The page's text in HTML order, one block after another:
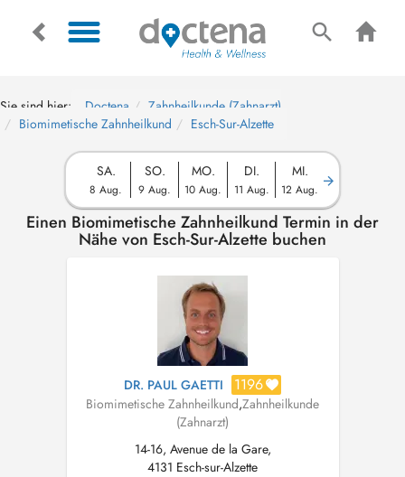
Sie sind hier: Doctena
Zahnheilkunde (Zahnarzt)
Biomimetische Zahnheilkund
Esch-Sur-Alzette
SA.
8 Aug.
SO.
9 Aug.
MO.
10 Aug.
DI.
11 Aug.
MI.
12 Aug.
Einen Biomimetische Zahnheilkund Termin in der
Nähe von Esch-Sur-Alzette buchen
DR. PAUL GAETTI 1196
Biomimetische Zahnheilkund,Zahnheilkunde
(Zahnarzt)
14-16, Avenue de la Gare,
4131 Esch-sur-Alzette